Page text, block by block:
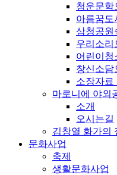
청운문학
아름꿈도
삼청공원
우리소리
어린이청
창신소담
소장자료
마로니에 야외
소개
오시는길
김창열 화가의
문화사업
축제
생활문화사업